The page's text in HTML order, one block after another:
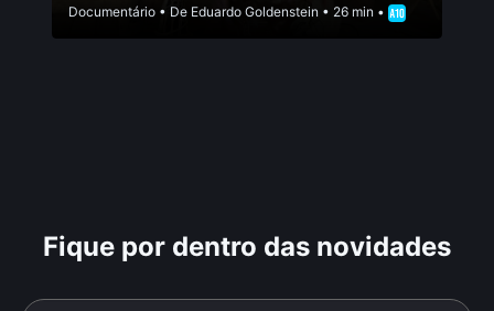
Documentário • De Eduardo Goldenstein • 26 min •
Fique por dentro das novidades